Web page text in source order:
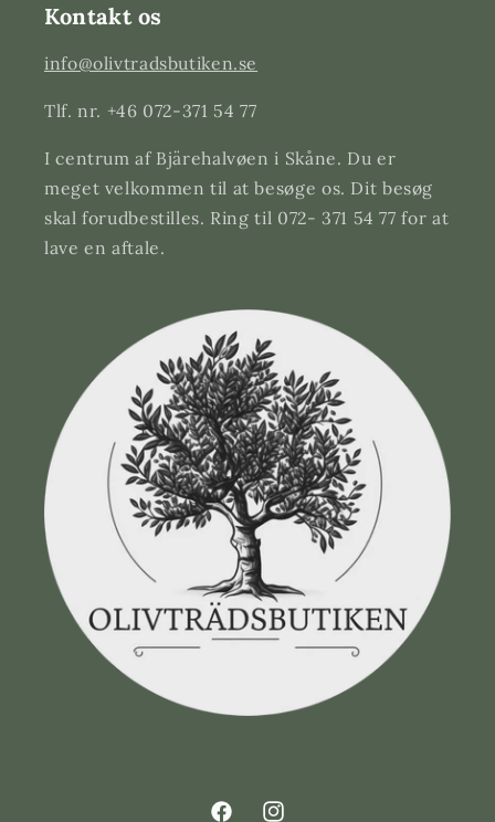
Kontakt os
info@olivtradsbutiken.se
Tlf. nr. +46 072-371 54 77
I centrum af Bjärehalvøen i Skåne. Du er
meget velkommen til at besøge os. Dit besøg
skal forudbestilles. Ring til 072- 371 54 77 for at
lave en aftale.